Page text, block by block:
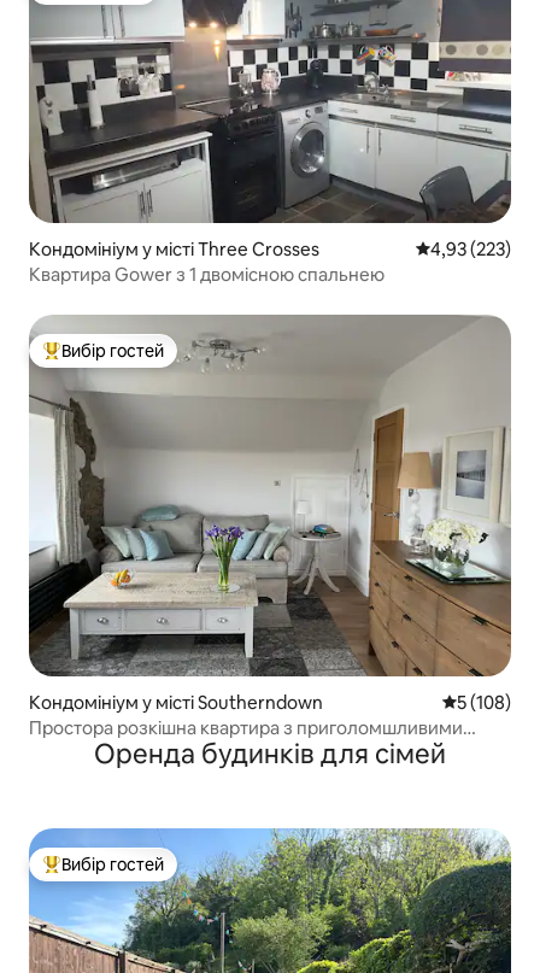
Кондомініум у місті Three Crosses Середня
4,93 (223)
Квартира Gower з 1 двомісною спальнею
Топ вибір гостей
Вибір гостей
Кондомініум у місті Southerndown Середня
5 (108)
Простора розкішна квартира з приголомшливими
краєвидамиОренда будинків для сімей
Топ вибір гостей
Вибір гостей